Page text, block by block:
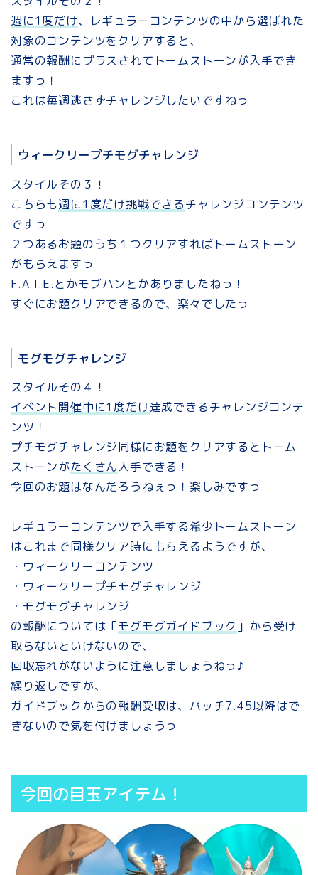
週に1度だけ、レギュラーコンテンツの中から選ばれた
対象のコンテンツをクリアすると、
通常の報酬にプラスされてトームストーンが入手でき
ますっ！
これは毎週逃さずチャレンジしたいですねっ
ウィークリープチモグチャレンジ
スタイルその３！
こちらも週に1度だけ挑戦できるチャレンジコンテンツ
ですっ
２つあるお題のうち１つクリアすればトームストーン
がもらえますっ
F.A.T.E.とかモブハンとかありましたねっ！
すぐにお題クリアできるので、楽々でしたっ
モグモグチャレンジ
スタイルその４！
イベント開催中に1度だけ達成できるチャレンジコンテ
ンツ！
プチモグチャレンジ同様にお題をクリアするとトーム
ストーンがたくさん入手できる！
今回のお題はなんだろうねぇっ！楽しみですっ
レギュラーコンテンツで入手する希少トームストーン
はこれまで同様クリア時にもらえるようですが、
・ウィークリーコンテンツ
・ウィークリープチモグチャレンジ
・モグモグチャレンジ
の報酬については「モグモグガイドブック 」から受け
取らないといけないので、
回収忘れがないように注意しましょうねっ♪
繰り返しですが、
ガイドブックからの報酬受取は、パッチ7.45以降はで
きないので気を付けましょうっ
今回の目玉アイテム！